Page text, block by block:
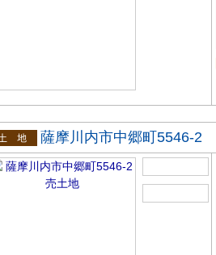
地
薩摩川内市中郷町5546-2